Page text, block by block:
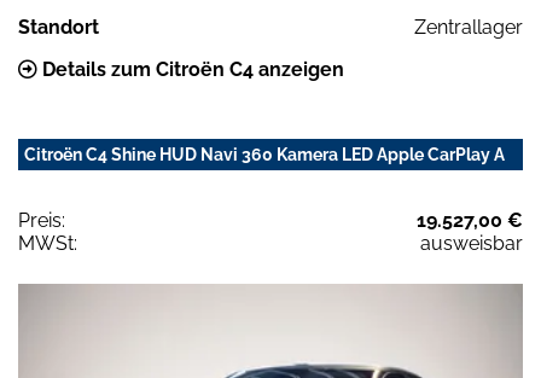
Standort
Zentrallager
Details zum Citroën C4 anzeigen
Citroën C4 Shine HUD Navi 360 Kamera LED Apple CarPlay A
Preis:
19.527,00 €
MWSt:
ausweisbar